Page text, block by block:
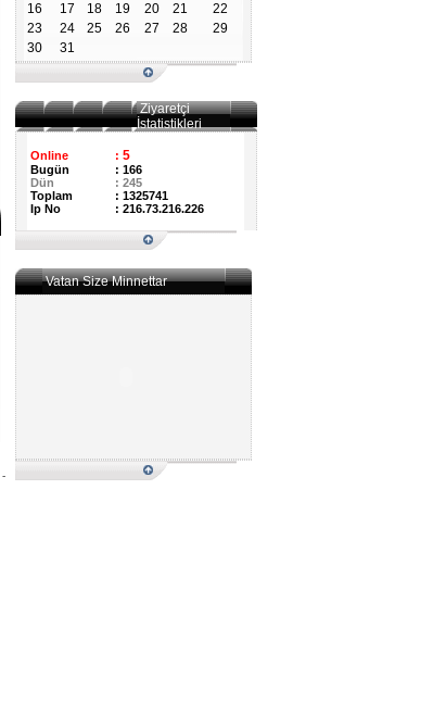
-
16
17 18 19 20 21
22
23
24 25 26 27 28
29
30
31
Ziyaretçi
İstatistikleri
Online : 5
Bugün : 166
Dün
: 245
Toplam
: 1325741
Ip No
: 216.73.216.226
Vatan Size Minnettar